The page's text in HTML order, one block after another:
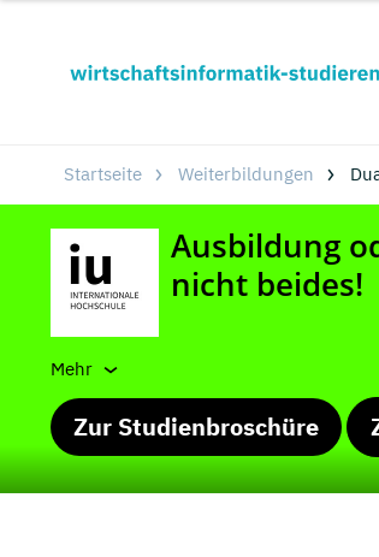
Startseite Weiterbildungen
Mehr
Zur Studienbroschüre